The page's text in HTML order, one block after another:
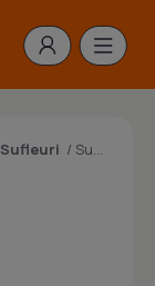
Sufleuri / Sufleu de fructe